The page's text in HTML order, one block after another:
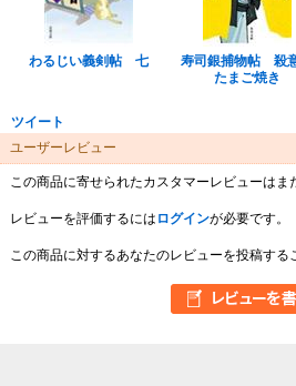
わるじい義剣帖 七
寿司銀捕物帖 殺
たまご焼き
ツイート
ユーザーレビュー
この商品に寄せられたカスタマーレビューはま
レビューを評価するには ログインが必要です。
この商品に対するあなたのレビューを投稿する